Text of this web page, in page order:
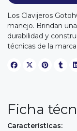
Los Clavijeros
manejo. Brindan
durabilidad y
técnicas de la
Ficha
Características: